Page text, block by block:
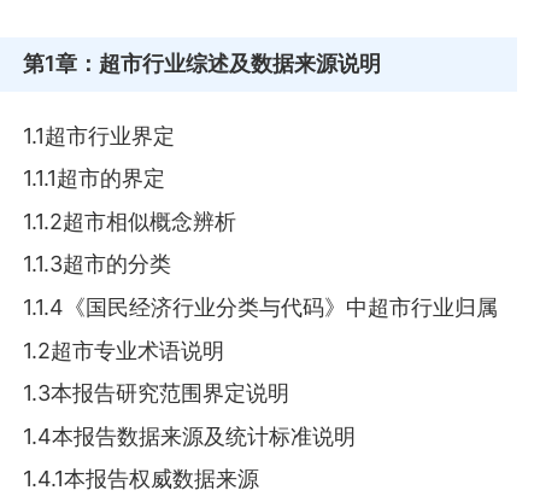
第1章 ：超市行业综述及数据来源说明
1.1超市行业界定
1.1.1超市的界定
1.1.2超市相似概念辨析
1.1.3超市的分类
1.1.4《国民经济行业分类与代码》中超市行业归属
1.2超市专业术语说明
1.3本报告研究范围界定说明
1.4本报告数据来源及统计标准说明
1.4.1本报告权威数据来源